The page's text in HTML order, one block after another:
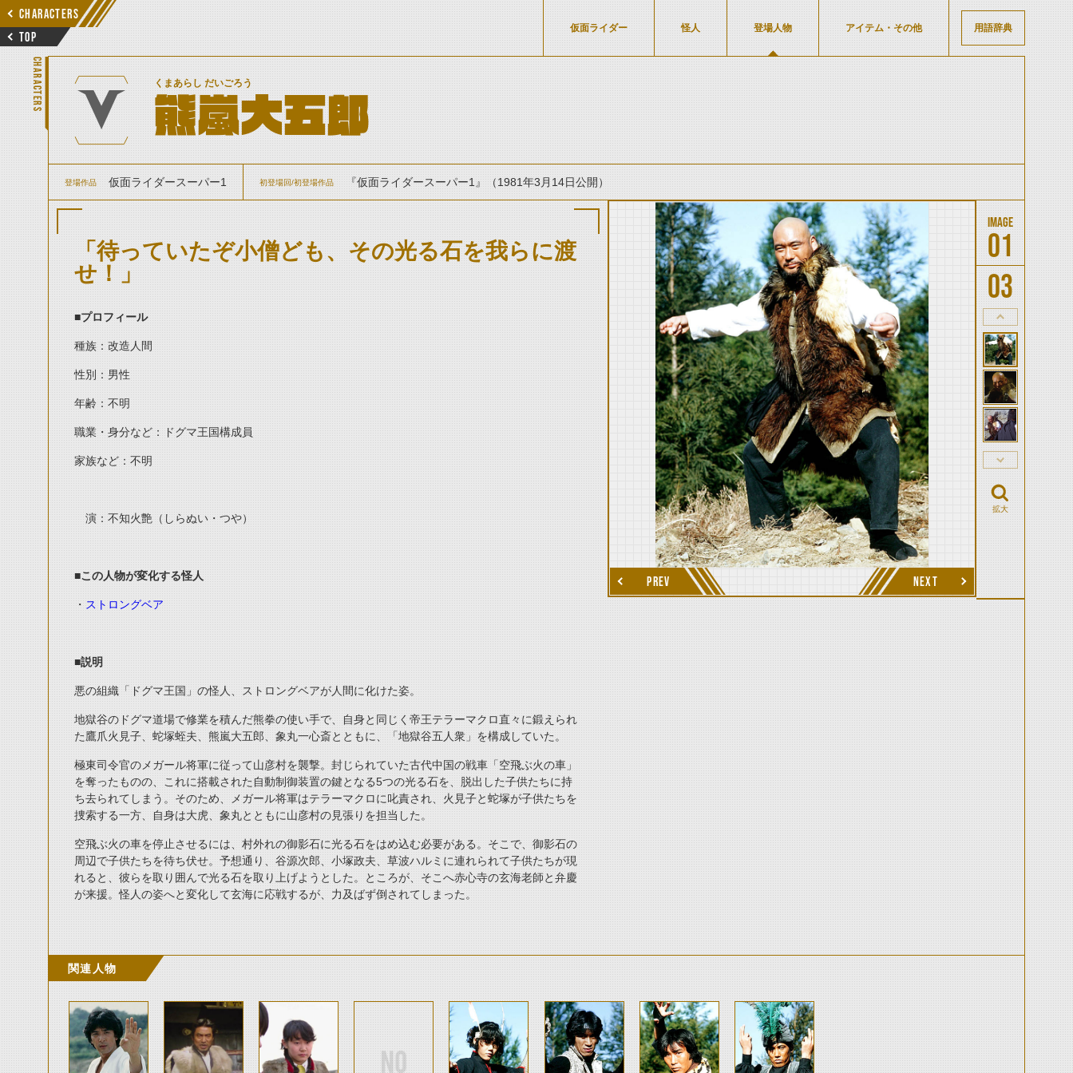
CHARACTERS
TOP
仮面ライダー 怪人 登場人物 アイテム・その他 用語辞典
CHARACTERS くまあらし だいごろう
熊嵐大五郎
登場作品 仮面ライダースーパー1 初登場回/初登場作品 『仮面ライダースーパー1』（1981年3月14日公開）
「待っていたぞ小僧ども、その光る石を我らに渡
せ！」
■プロフィール
種族：改造人間
性別：男性
年齢：不明
職業・身分など：ドグマ王国構成員
家族など：不明
演：不知火艶（しらぬい・つや）
■この人物が変化する怪人
・ ストロングベア
■説明
悪の組織「ドグマ王国」の怪人、ストロングベアが人間に化けた姿。
地獄谷のドグマ道場で修業を積んだ熊拳の使い手で、自身と同じく帝王テラーマクロ直々に鍛えられ
た鷹爪火見子、蛇塚蛭夫、熊嵐大五郎、象丸一心斎とともに、「地獄谷五人衆」を構成していた。
極東司令官のメガール将軍に従って山彦村を襲撃。封じられていた古代中国の戦車「空飛ぶ火の車」
を奪ったものの、これに搭載された自動制御装置の鍵となる5つの光る石を、脱出した子供たちに持
ち去られてしまう。そのため、メガール将軍はテラーマクロに叱責され、火見子と蛇塚が子供たちを
捜索する一方、自身は大虎、象丸とともに山彦村の見張りを担当した。
空飛ぶ火の車を停止させるには、村外れの御影石に光る石をはめ込む必要がある。そこで、御影石の
周辺で子供たちを待ち伏せ。予想通り、谷源次郎、小塚政夫、草波ハルミに連れられて子供たちが現
れると、彼らを取り囲んで光る石を取り上げようとした。ところが、そこへ赤心寺の玄海老師と弁慶
が来援。怪人の姿へと変化して玄海に応戦するが、力及ばず倒されてしまった。
PREV NEXT
01
03
拡大
関連人物